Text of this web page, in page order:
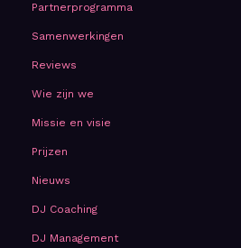
Partnerprogramma
Samenwerkingen
Reviews
Wie zijn we
Missie en visie
Prijzen
Nieuws
DJ Coaching
DJ Management